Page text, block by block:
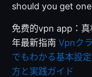
should you get one
免费的vpn app：
年最新指南 Vpnク
でもわかる基本設
方と実践ガイド